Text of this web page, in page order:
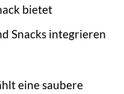
bietet
Snacks integrieren
eine saubere